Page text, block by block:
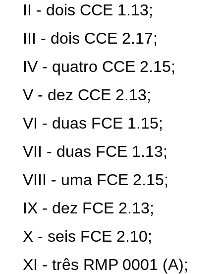
II - dois CCE 1.13;
III - dois CCE 2.17;
IV - quatro CCE 2.15;
V - dez CCE 2.13;
VI - duas FCE 1.15;
VII - duas FCE 1.13;
VIII - uma FCE 2.15;
IX - dez FCE 2.13;
X - seis FCE 2.10;
XI - três RMP 0001 (A);